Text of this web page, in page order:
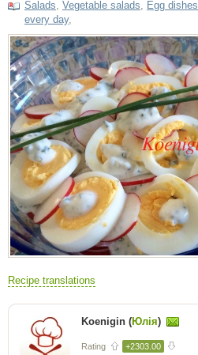
Salads Vegetable salads Egg dishes
every day,
Recipe translations
Koenigin (Юлія)
Rating +2303.00